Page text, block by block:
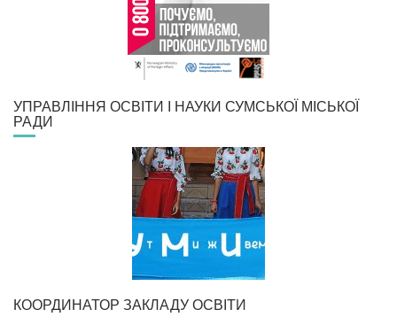
УПРАВЛІННЯ ОСВІТИ І НАУКИ СУМСЬКОЇ МІСЬКОЇ
РАДИ
КООРДИНАТОР ЗАКЛАДУ ОСВІТИ